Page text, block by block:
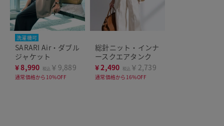
洗濯機可
SARARI Air・ダブル
ジャケット
¥8,990 税込 ￥9,889
通常価格から10%OFF
総針ニット・インナ
ースクエアタンク
¥2,490 税込 ￥2,739
通常価格から16%OFF